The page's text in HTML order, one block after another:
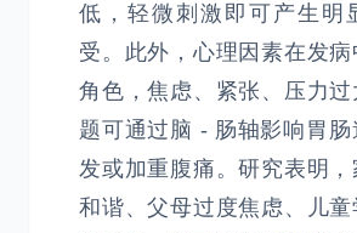
低，轻微刺激即可产生明
受。此外，心理因素在发
角色，焦虑、紧张、压力过
题可通过脑 - 肠轴影响胃肠
发或加重腹痛。研究表明
和谐、父母过度焦虑、儿